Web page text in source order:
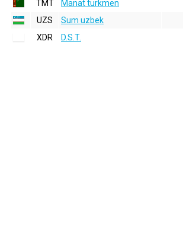
TMT
Manat turkmen
UZS
Sum uzbek
XDR
D.S.T.